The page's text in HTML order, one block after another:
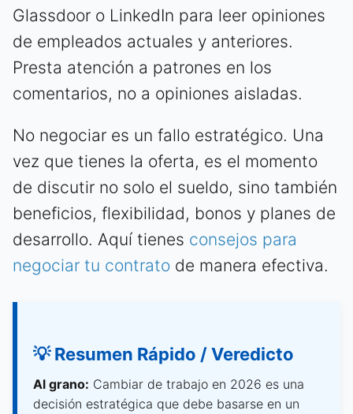
Glassdoor o LinkedIn para leer opiniones
de empleados actuales y anteriores.
Presta atención a patrones en los
comentarios, no a opiniones aisladas.
No negociar es un fallo estratégico. Una
vez que tienes la oferta, es el momento
de discutir no solo el sueldo, sino también
beneficios, flexibilidad, bonos y planes de
desarrollo. Aquí tienes consejos para
negociar tu contrato de manera efectiva.
💡 Resumen Rápido / Veredicto
Al grano: Cambiar de trabajo en 2026 es una
decisión estratégica que debe basarse en un